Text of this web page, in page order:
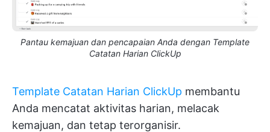
Pantau kemajuan dan pencapaian Anda dengan Template
Catatan Harian ClickUp
Template Catatan Harian ClickUp membantu
Anda mencatat aktivitas harian, melacak
kemajuan, dan tetap terorganisir.